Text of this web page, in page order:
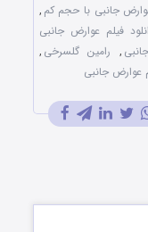
جانبی با حجم کم ,
فیلم عوارض جانبی
, رامین گلسرخی ,
عوارض جانبی